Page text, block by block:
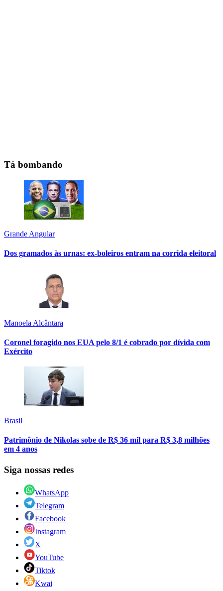
Tá bombando
Grande Angular
Dos gramados às urnas: ex-boleiros entram na corrida eleitoral
Manoela Alcântara
Coronel foragido nos EUA pelo 8/1 é cobrado por dívida com
Exército
Brasil
Patrimônio de Nikolas sobe de R$ 36 mil para R$ 3,8 milhões
em 4 anos
Siga nossas redes
WhatsApp
Telegram
Facebook
Instagram
X
YouTube
Tiktok
Kwai